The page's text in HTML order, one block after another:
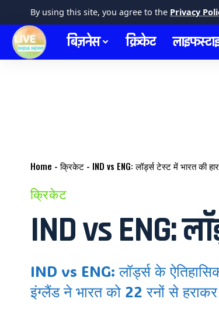
By using this site, you agree to the Privacy
बिज़नेस क्रिकेट
Home -क्रिकेट - IND vs ENG: लॉर्ड्स टेस्ट में भारत की
क्रिकेट
IND vs ENG:
IND vs ENG: लॉर्ड्स के
इंग्लैंड ने भारत को 22 रनों से